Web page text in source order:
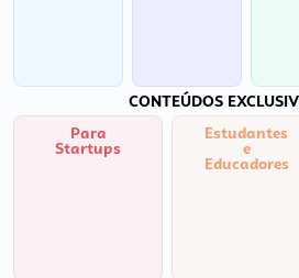
CONTEÚDOS
Para
Startups
Estudantes
e
Educadores